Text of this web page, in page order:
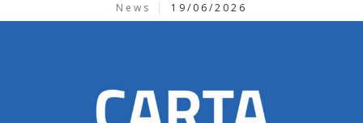
News 19/06/2026